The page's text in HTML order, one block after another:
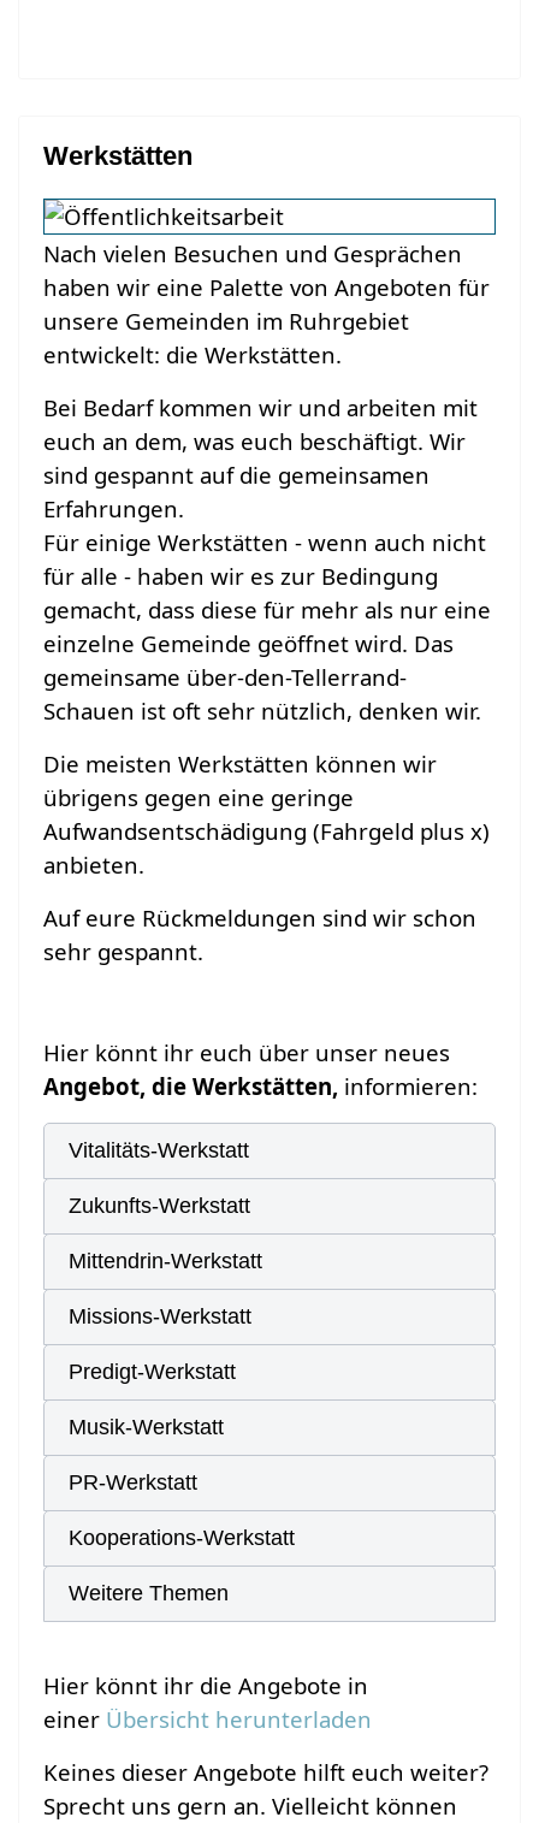
Werkstätten
Nach vielen Besuchen und Gesprächen
haben wir eine Palette von Angeboten für
unsere Gemeinden im Ruhrgebiet
entwickelt: die Werkstätten.
Bei Bedarf kommen wir und arbeiten mit
euch an dem, was euch beschäftigt. Wir
sind gespannt auf die gemeinsamen
Erfahrungen.
Für einige Werkstätten - wenn auch nicht
für alle - haben wir es zur Bedingung
gemacht, dass diese für mehr als nur eine
einzelne Gemeinde geöffnet wird. Das
gemeinsame über-den-Tellerrand-
Schauen ist oft sehr nützlich, denken wir.
Die meisten Werkstätten können wir
übrigens gegen eine geringe
Aufwandsentschädigung (Fahrgeld plus x)
anbieten.
Auf eure Rückmeldungen sind wir schon
sehr gespannt.
Hier könnt ihr euch über unser neues
Angebot, die Werkstätten, informieren:
Vitalitäts-Werkstatt
Zukunfts-Werkstatt
Mittendrin-Werkstatt
Missions-Werkstatt
Predigt-Werkstatt
Musik-Werkstatt
PR-Werkstatt
Kooperations-Werkstatt
Weitere Themen
Hier könnt ihr die Angebote in
einer Übersicht herunterladen
Keines dieser Angebote hilft euch weiter?
Sprecht uns gern an. Vielleicht können